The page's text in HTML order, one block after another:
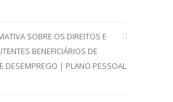
SOBRE OS DIREITOS E
BENEFICIÁRIOS DE
DESEMPREGO | PLANO PESSOAL